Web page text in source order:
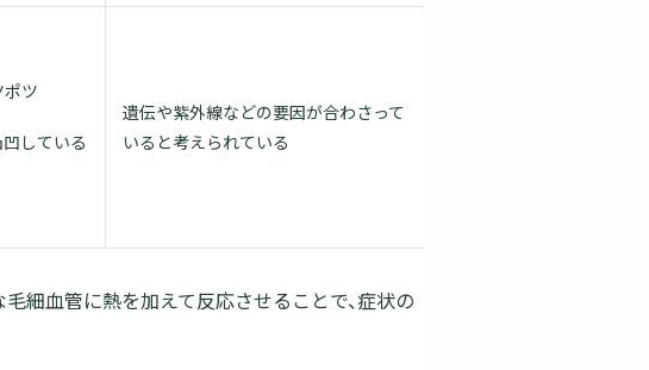
ツ
している
遺伝や紫外線などの要因が合わさって
いると考えられている
細血管に熱を加えて反応させることで、症状の